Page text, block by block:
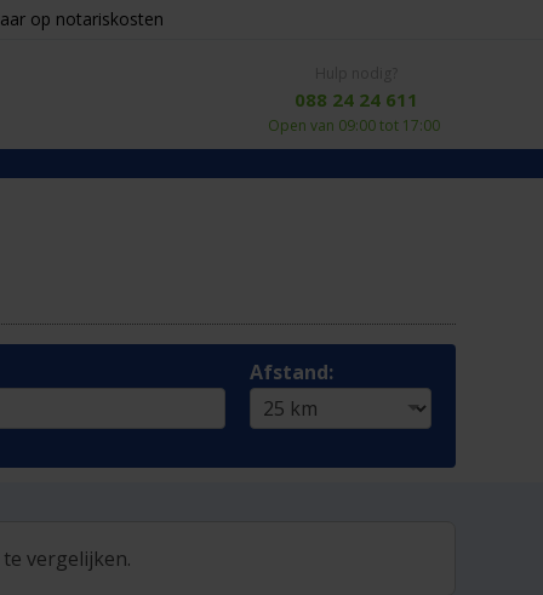
op notariskosten
088 24 24 611
Open van 09:00 tot 17:00
Afstand:
vergelijken.